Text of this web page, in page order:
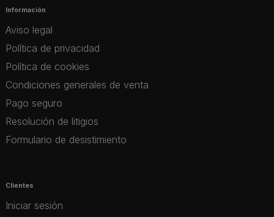
Información
Aviso legal
Política de privacidad
Política de cookies
Condiciones generales de venta
Pago seguro
Resolución de litigios
Formulario de desistimiento
Clientes
Iniciar sesión